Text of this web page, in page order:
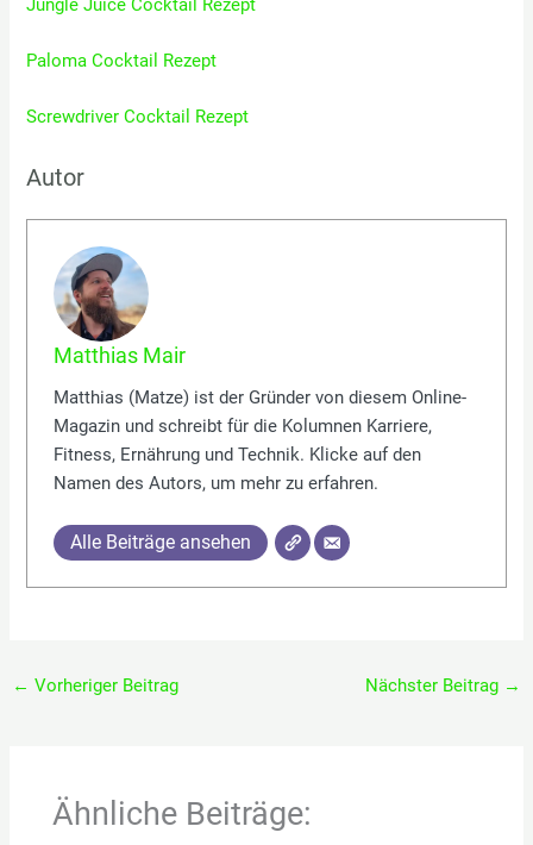
Paloma Cocktail Rezept
Screwdriver Cocktail Rezept
Autor
Matthias Mair
Matthias (Matze) ist der Gründer von diesem Online-
Magazin und schreibt für die Kolumnen Karriere,
Fitness, Ernährung und Technik. Klicke auf den
Namen des Autors, um mehr zu erfahren.
Alle Beiträge ansehen
← Vorheriger Beitrag Nächster Beitrag →
Ähnliche Beiträge: